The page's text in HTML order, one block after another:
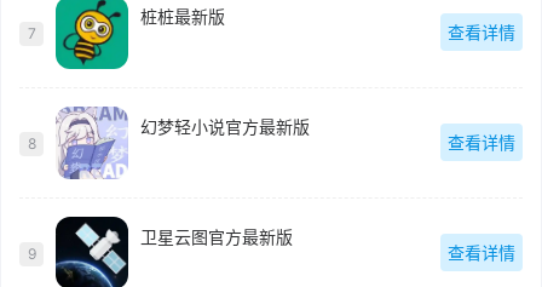
7
桩桩最新版
查看详情
8
幻梦轻小说官方最新版
查看详情
9
卫星云图官方最新版
查看详情